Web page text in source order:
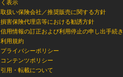
く表示
取扱い保険会社／推奨販売に関する方針
損害保険代理店等における勧誘方針
信用情報の訂正および利用停止の申し出手続き
利用規約
プライバシーポリシー
コンテンツポリシー
引用・転載について